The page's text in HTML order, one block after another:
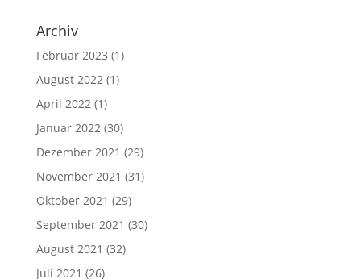
Archiv
Februar 2023 (1)
August 2022(1)
April 2022(1)
Januar 2022(30)
Dezember 2021 (29)
November 2021 (31)
Oktober 2021 (29)
September 2021 (30)
August 2021 (32)
Juli 2021 (26)